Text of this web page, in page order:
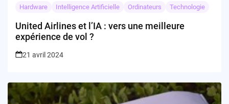
Hardware Intelligence Artificielle Ordinateurs Technologie
United Airlines et l’IA : vers une meilleure
expérience de vol ?
21 avril 2024